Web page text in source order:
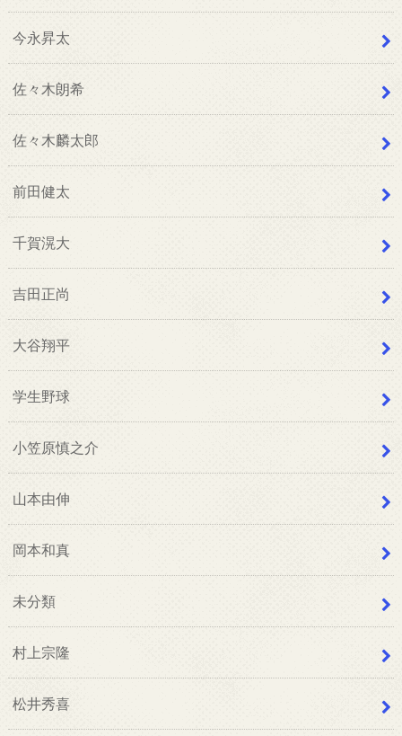
今永昇太
佐々木朗希
佐々木麟太郎
前田健太
千賀滉大
吉田正尚
大谷翔平
学生野球
小笠原慎之介
山本由伸
岡本和真
未分類
村上宗隆
松井秀喜